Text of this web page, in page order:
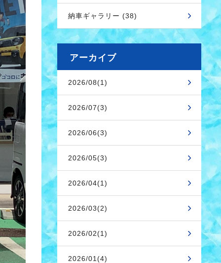
納車ギャラリー (38)
アーカイブ
2026/08(1)
2026/07(3)
2026/06(3)
2026/05(3)
2026/04(1)
2026/03(2)
2026/02(1)
2026/01(4)